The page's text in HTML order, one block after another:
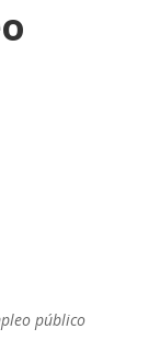
público